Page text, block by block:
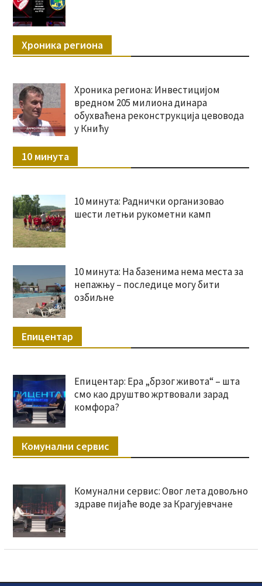
Хроника региона
Хроника региона: Инвестицијом
вредном 205 милиона динара
обухваћена реконструкција цевовода
у Книћу
10 минута
10 минута: Раднички организовао
шести летњи рукометни камп
10 минута: На базенима нема места за
непажњу – последице могу бити
озбиљне
Епицентар
Епицентар: Ера „брзог живота“ – шта
смо као друштво жртвовали зарад
комфора?
Комунални сервис
Комунални сервис: Овог лета довољно
здраве пијаће воде за Крагујевчане